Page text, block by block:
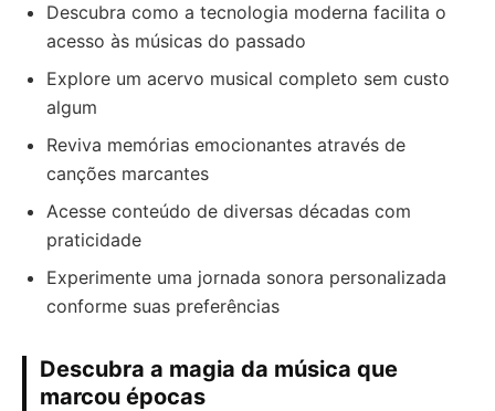
Descubra como a tecnologia moderna facilita o
acesso às músicas do passado
Explore um acervo musical completo sem custo
algum
Reviva memórias emocionantes através de
canções marcantes
Acesse conteúdo de diversas décadas com
praticidade
Experimente uma jornada sonora personalizada
conforme suas preferências
Descubra a magia da música que
marcou épocas